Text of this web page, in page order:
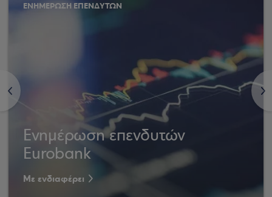
<
ΕΝΗΜΕΡΩΣΗ ΕΠΕΝΔΥΤΩΝ
Ενημέρωση επενδυτών
Eurobank
Με ενδιαφέρει
>